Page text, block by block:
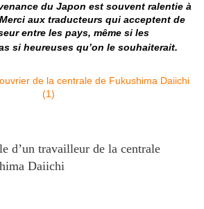
du Japon est souvent ralentie à
aux traducteurs qui acceptent de
entre les pays, même si les
si heureuses qu’on le souhaiterait.
d’un travailleur de la centrale
Daiichi